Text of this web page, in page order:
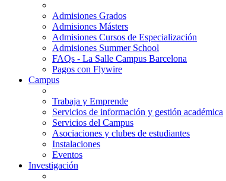
Admisiones Grados
Admisiones Másters
Admisiones Cursos de Especialización
Admisiones Summer School
FAQs - La Salle Campus Barcelona
Pagos con Flywire
Campus
Trabaja y Emprende
Servicios de información y gestión académica
Servicios del Campus
Asociaciones y clubes de estudiantes
Instalaciones
Eventos
Investigación